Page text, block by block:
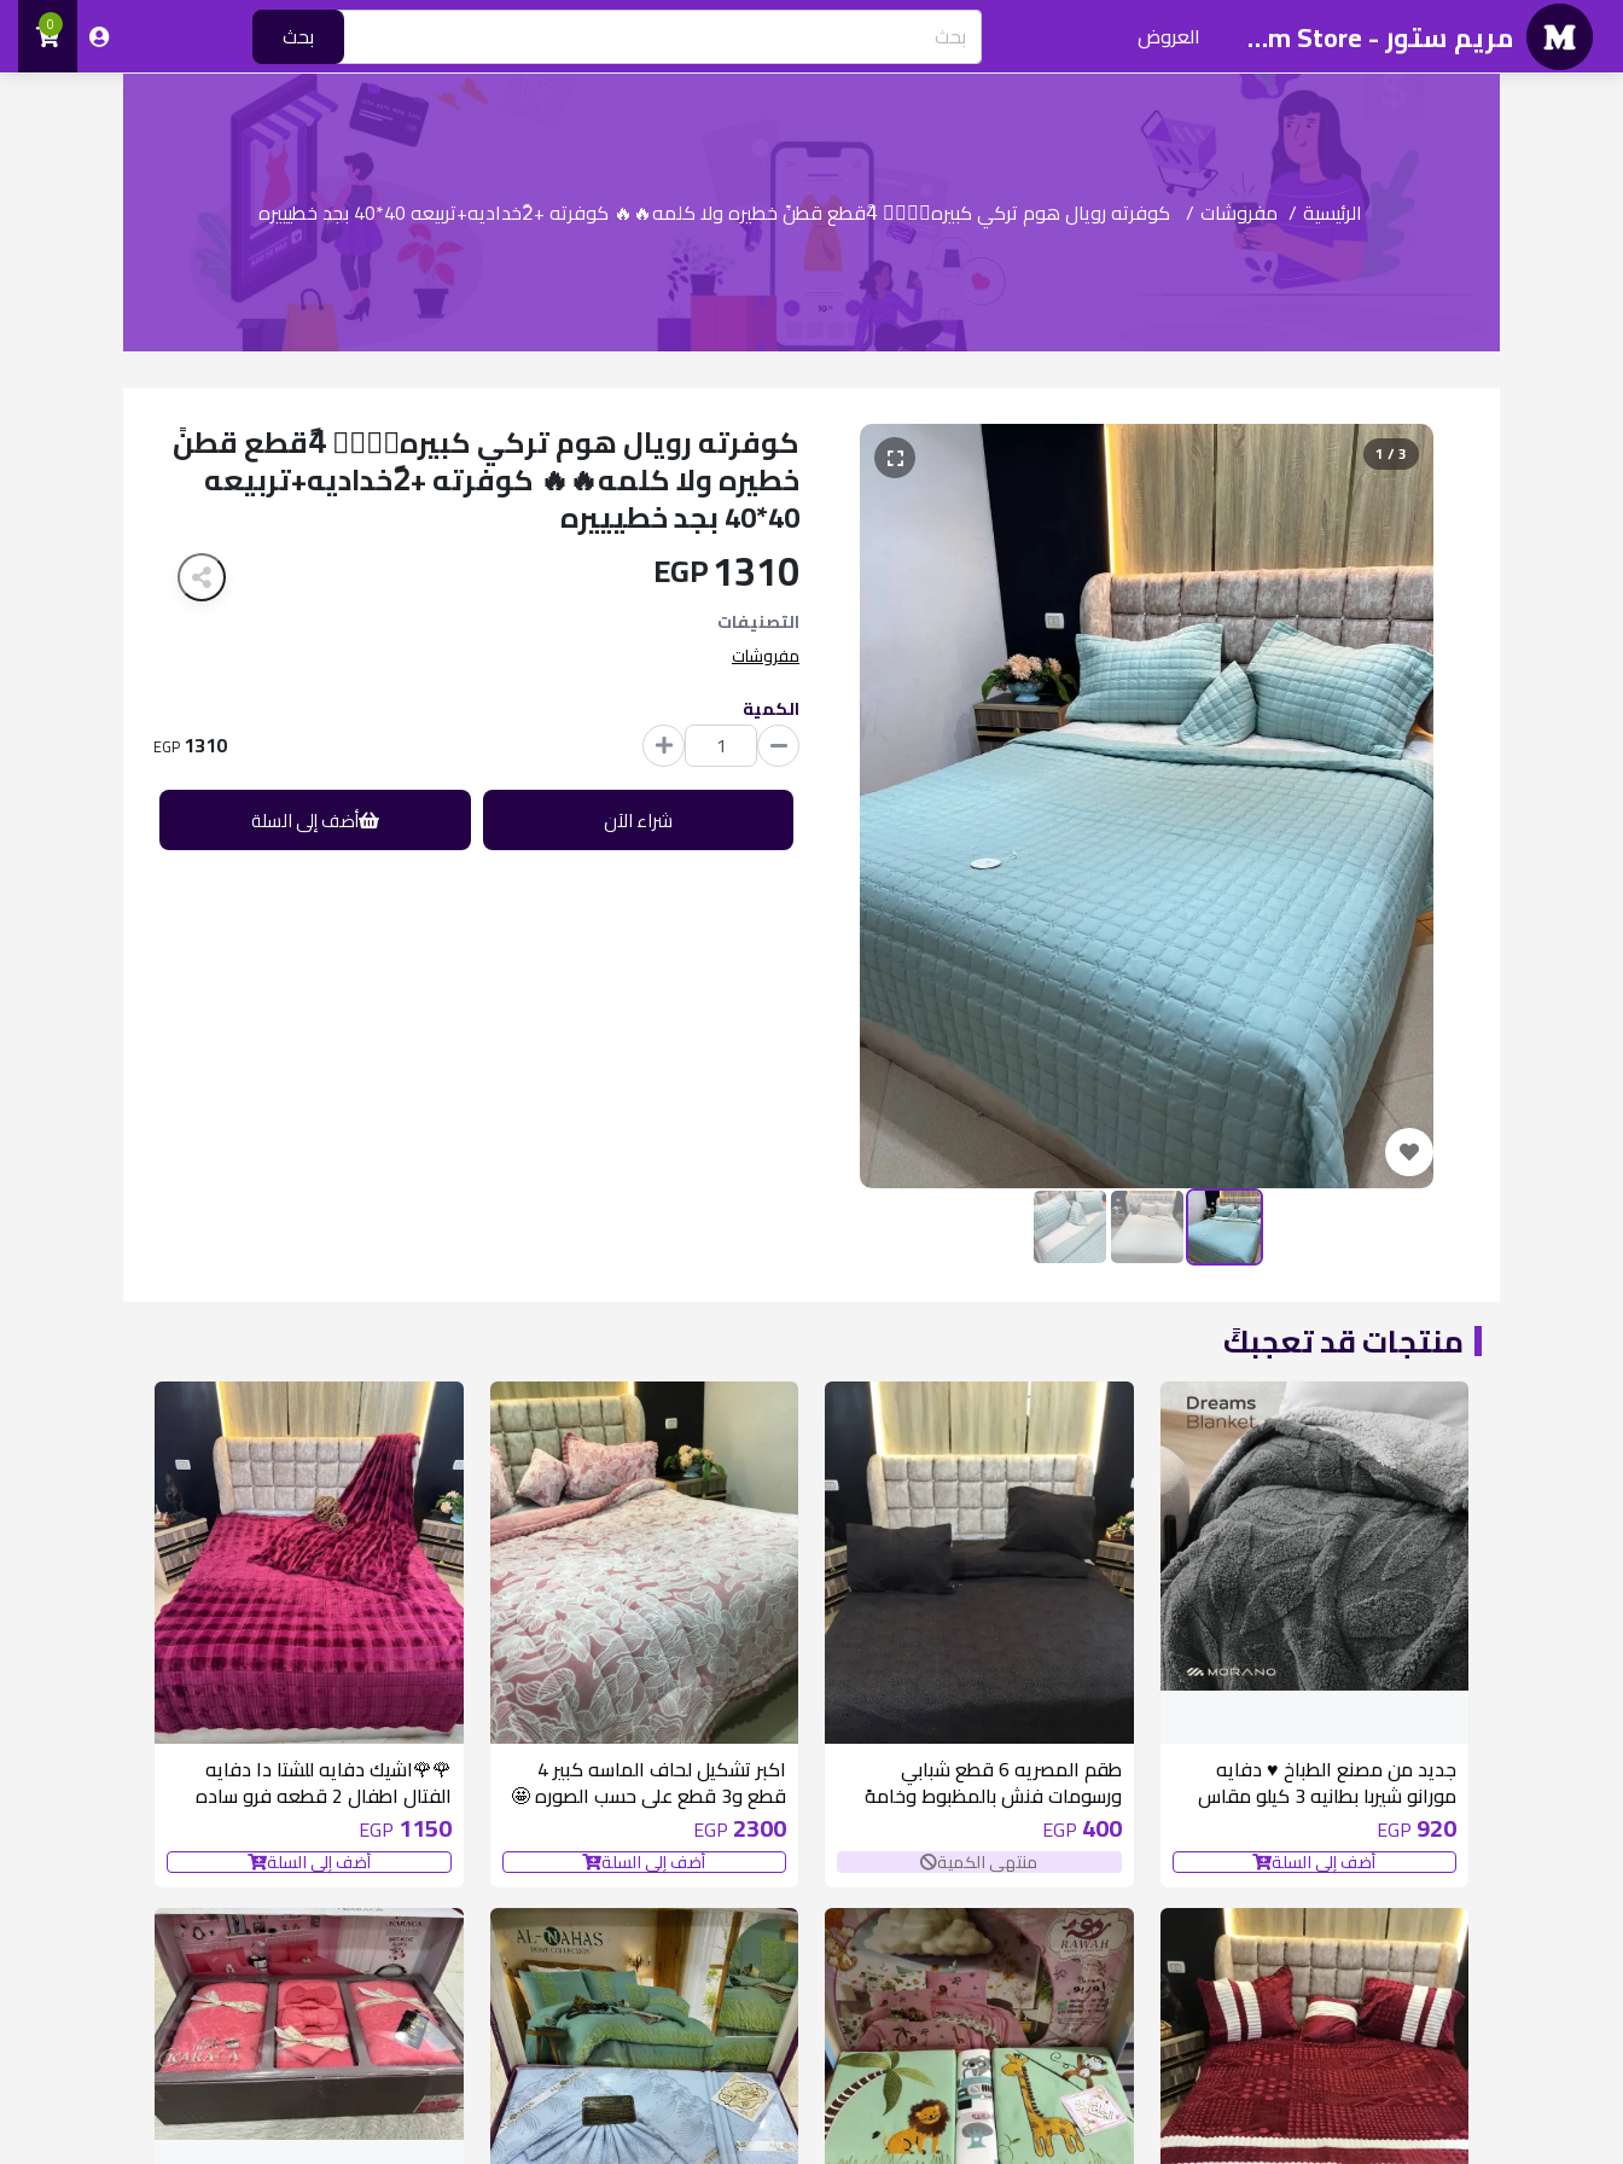
مريم ستور - Mariam Store العروض بحث 0
الرئيسية / مفروشات / كوفرته رويال هوم تركي كبيره❤️‍🔥❤️‍🔥 4ًقطع قطنً خطيره ولا كلمه🔥🔥 كوفرته +2ًخداديه+تربيعه 40*40 بجد خطيييره
1 / 3 كوفرته رويال هوم تركي كبيره❤️‍🔥❤️‍🔥 4ًقطع قطنً
خطيره ولا كلمه🔥🔥 كوفرته +2ًخداديه+تربيعه
40*40 بجد خطيييره
1310
EGP
التصنيفات
مفروشات
الكمية
1310
EGP
شراء الآن أضف إلى السلة
منتجات قد تعجبكً
جديد من مصنع الطباخ ♥️ دفايه
مورانو شيربا بطانيه 3 كيلو مقاس
220 في240
920
EGP
أضف إلى السلة
غير متوفرطقم المصريه 6 قطع شبابي
ورسومات فنش بالمظبوط وخامهً
170*230 2 مخده 40*120 2
خداديه 50*60
400
EGP
منتهى الكمية
اكبر تشكيل لحاف الماسه كبير 4
قطع و3 قطع علي حسب الصوره 🤩
خصم خطيييير وفرصه لن تتكرر🌰
2300
EGP
أضف إلى السلة
🌹🌹اشيك دفايه للشتا دا دفايه
الفتال اطفال 2 قطعه فرو ساده
خطيره🌼حفر بالوان شيك وموديل
جنان
1150
EGP
أضف إلى السلة